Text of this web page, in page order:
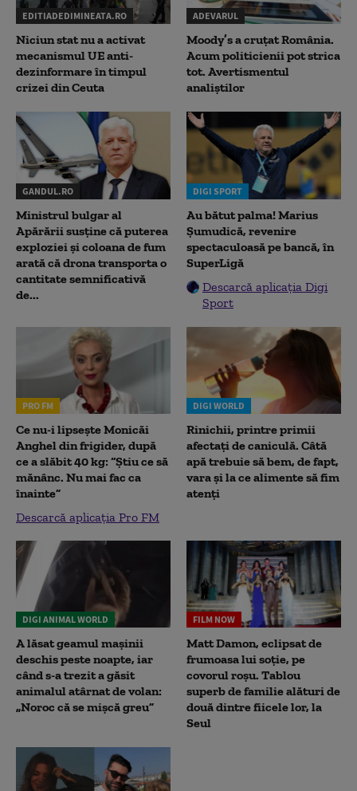
EDITIADEDIMINEATA.RO
Niciun stat nu a activat
mecanismul UE anti-
dezinformare în timpul
crizei din Ceuta
ADEVARUL
Moody’s a cruțat România.
Acum politicienii pot strica
tot. Avertismentul
analiștilor
GANDUL.RO
Ministrul bulgar al
Apărării susține că puterea
exploziei și coloana de fum
arată că drona transporta o
cantitate semnificativă
de...
DIGI SPORT
Au bătut palma! Marius
Șumudică, revenire
spectaculoasă pe bancă, în
SuperLigă
Descarcă aplicația Digi
Sport
PRO FM
Ce nu-i lipsește Monicăi
Anghel din frigider, după
ce a slăbit 40 kg: “Știu ce să
mănânc. Nu mai fac ca
înainte”
Descarcă aplicația Pro FM
DIGI WORLD
Rinichii, printre primii
afectați de caniculă. Câtă
apă trebuie să bem, de fapt,
vara și la ce alimente să fim
atenți
DIGI ANIMAL WORLD
A lăsat geamul mașinii
deschis peste noapte, iar
când s-a trezit a găsit
animalul atârnat de volan:
„Noroc că se mișcă greu”
FILM NOW
Matt Damon, eclipsat de
frumoasa lui soție, pe
covorul roșu. Tablou
superb de familie alături de
două dintre fiicele lor, la
Seul